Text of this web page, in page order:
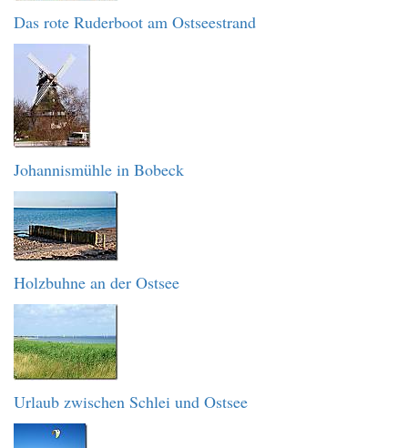
Das rote Ruderboot am Ostseestrand
Johannismühle in Bobeck
Holzbuhne an der Ostsee
Urlaub zwischen Schlei und Ostsee